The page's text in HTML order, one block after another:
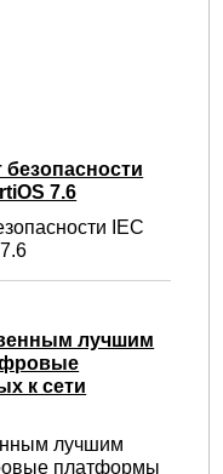
7.6
IEC
лучшим
к сети
лучшим
платформы